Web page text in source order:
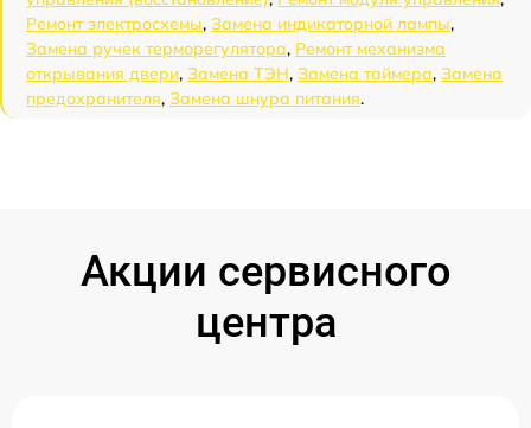
Ремонт электросхемы, Замена индикаторной лампы,
Замена ручек терморегулятора, Ремонт механизма
открывания двери, Замена ТЭН, Замена таймера, Замена
предохранителя, Замена шнура питания.
Акции сервисного
центра